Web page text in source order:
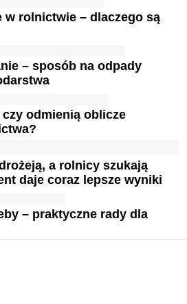
w rolnictwie – dlaczego są
– sposób na odpady
czy odmienią oblicze
a rolnicy szukają
daje coraz lepsze wyniki
– praktyczne rady dla